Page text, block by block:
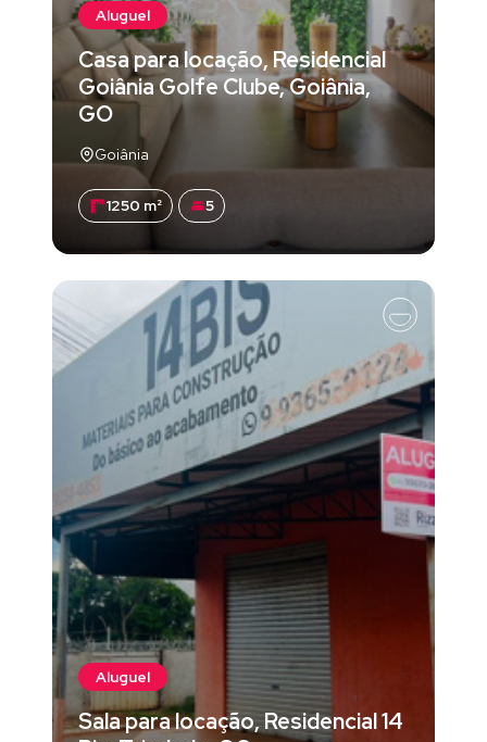
Aluguel
Casa para locação, Residencial
Goiânia Golfe Clube, Goiânia,
GO
Goiânia
1250 m² 5
Aluguel
Sala para locação, Residencial 14